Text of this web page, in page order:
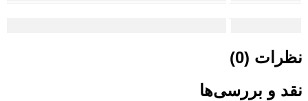
نظرات (0)
نقد و بررسی‌ها